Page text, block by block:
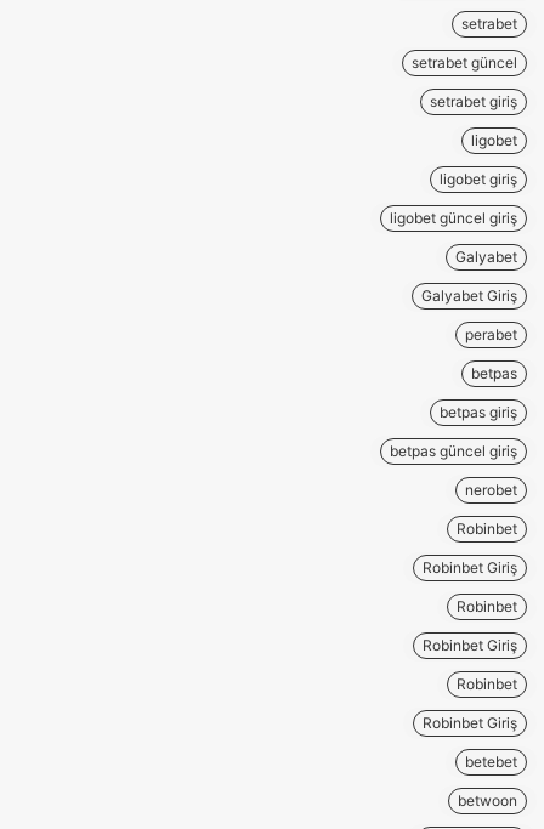
setrabet
setrabet güncel
setrabet giriş
ligobet
ligobet giriş
ligobet güncel giriş
Galyabet
Galyabet Giriş
perabet
betpas
betpas giriş
betpas güncel giriş
nerobet
Robinbet
Robinbet Giriş
Robinbet
Robinbet Giriş
Robinbet
Robinbet Giriş
betebet
betwoon